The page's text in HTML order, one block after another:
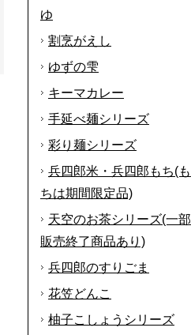
ゆ
割烹がえし
ゆずの雫
キーマカレー
手延べ麺シリーズ
彩り麺シリーズ
兵四郎米・兵四郎もち(も
ちは期間限定品)
天空のお茶シリーズ(一部
販売終了商品あり)
兵四郎のすりごま
花笠どんこ
柚子こしょうシリーズ